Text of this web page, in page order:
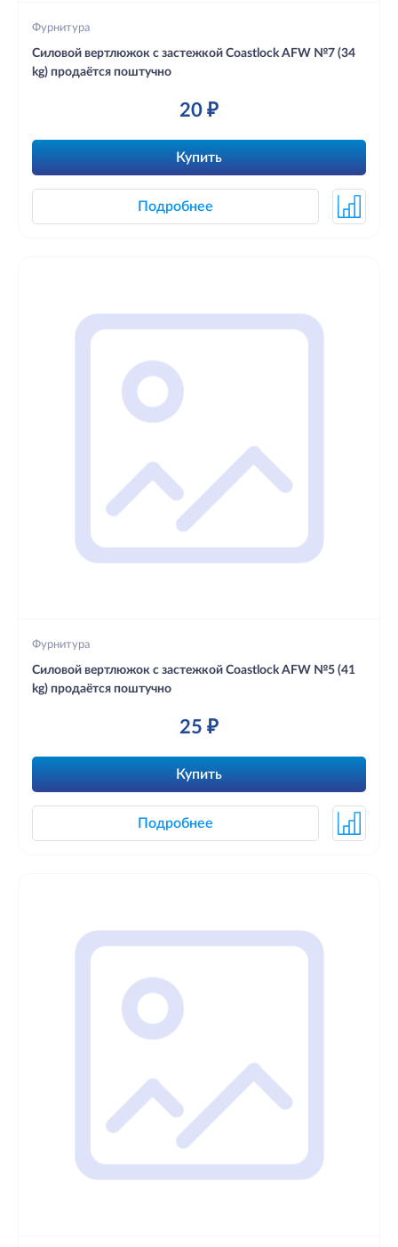
Фурнитура
Силовой вертлюжок с застежкой Coastlock AFW №7 (34
kg) продаётся поштучно
20 ₽
Купить
Подробнее
Фурнитура
Силовой вертлюжок с застежкой Coastlock AFW №5 (41
kg) продаётся поштучно
25 ₽
Купить
Подробнее